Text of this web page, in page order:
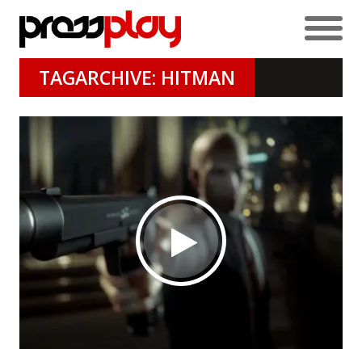
TAGARCHIVE: HITMAN